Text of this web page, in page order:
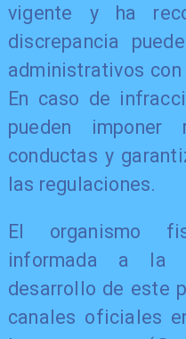
vigente y ha
discrepancia
administrativos
En caso de
pueden imponer
conductas y
las regulaciones.
El organismo
informada a la
desarrollo de este
canales oficiales